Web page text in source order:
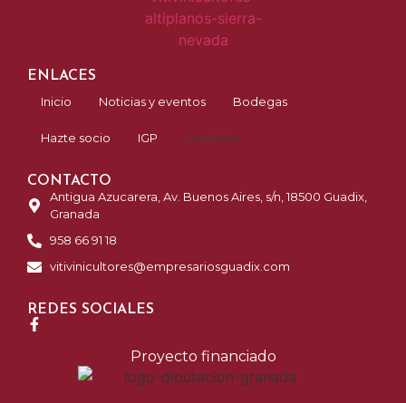
ENLACES
Inicio
Noticias y eventos Bodegas
Hazte socio IGP Contacto
CONTACTO
Antigua Azucarera, Av. Buenos Aires, s/n, 18500 Guadix,
Granada
958 66 91 18
vitivinicultores@empresariosguadix.com
REDES SOCIALES
Proyecto financiado